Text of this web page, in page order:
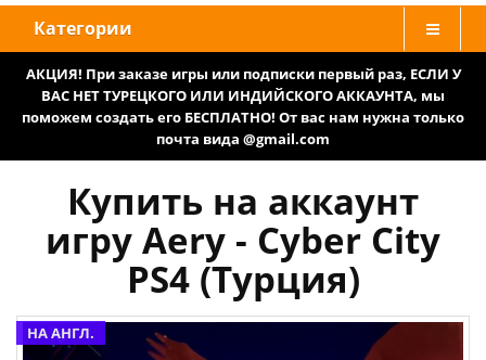
Категории
АКЦИЯ! При заказе игры или подписки первый раз, ЕСЛИ У
ВАС НЕТ ТУРЕЦКОГО ИЛИ ИНДИЙСКОГО АККАУНТА, мы
поможем создать его БЕСПЛАТНО! От вас нам нужна только
почта вида @gmail.com
Купить на аккаунт
игру Aery - Cyber City
PS4 (Турция)
НА АНГЛ.